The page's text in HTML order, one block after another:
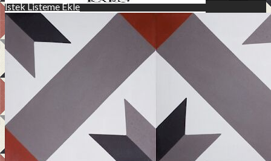
Hakkımızda
Teknik Bilgi
Ürünler
İstek Listeme Ekle